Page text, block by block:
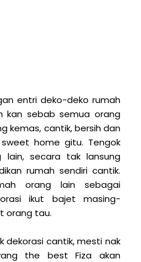
entri deko-deko rumah
kan sebab semua orang
kemas, cantik, bersih dan
home gitu. Tengok
lain, secara tak lansung
rumah sendiri cantik.
orang lain sebagai
ikut bajet masing-
orang tau.
dekorasi cantik, mesti nak
the best Fiza akan